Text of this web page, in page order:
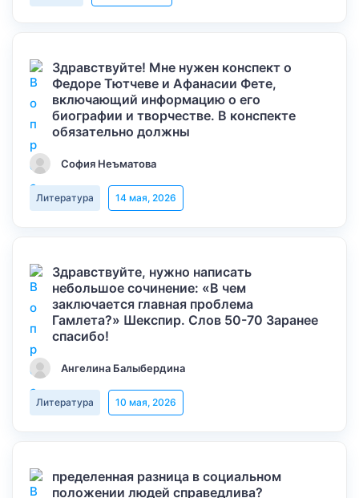
Здравствуйте! Мне нужен конспект о
Федоре Тютчеве и Афанасии Фете,
включающий информацию о его
биографии и творчестве. В конспекте
обязательно должны
София Неъматова
Литература 14 мая, 2026
Здравствуйте, нужно написать
небольшое сочинение: «В чем
заключается главная проблема
Гамлета?» Шекспир. Слов 50-70 Заранее
спасибо!
Ангелина Балыбердина
Литература 10 мая, 2026
пределенная разница в социальном
положении людей справедлива?